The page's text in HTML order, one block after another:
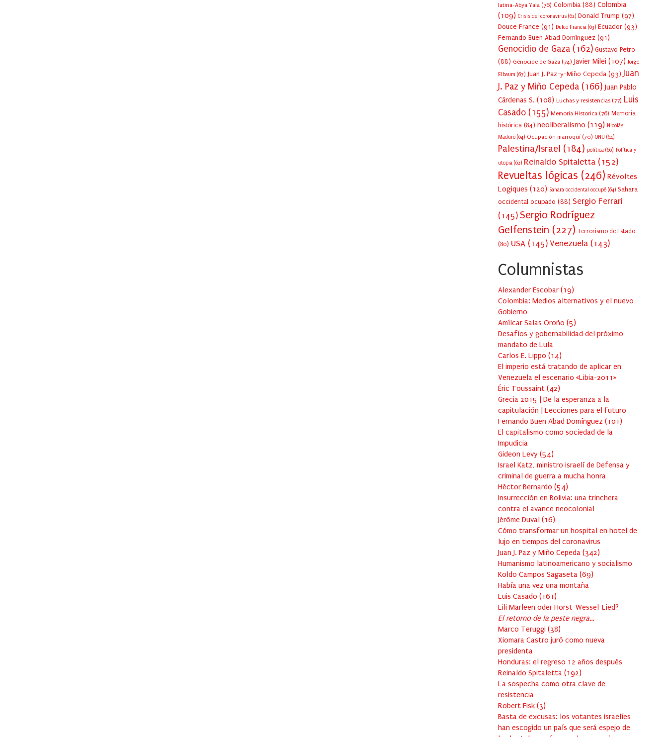
latina-Abya Yala (76) Colombia (88) Colombia
(109) Crisis del coronavirus (62) Donald Trump (97)
Douce France (91) Dulce Francia (63) Ecuador (93)
Fernando Buen Abad Domínguez (91)
Genocidio de Gaza (162) Gustavo Petro
(88) Génocide de Gaza (74) Javier Milei (107) Jorge
Elbaum (67) Juan J. Paz-y-Miño Cepeda (93) Juan
J. Paz y Miño Cepeda (166) Juan Pablo
Cárdenas S. (108) Luchas y resistencias (77) Luis
Casado (155) Memoria Historica (76) Memoria
histórica (84) neoliberalismo (119) Nicolás
Maduro (64) Ocupación marroquí (70) ONU (64)
Palestina/Israel (184) política (66) Política y
utopia (62) Reinaldo Spitaletta (152)
Revueltas lógicas (246) Révoltes
Logiques (120) Sahara occidental occupé (64) Sahara
occidental ocupado (88) Sergio Ferrari
(145) Sergio Rodríguez
Gelfenstein (227) Terrorismo de Estado
(80) USA (145) Venezuela (143)
Columnistas
Alexander Escobar (19)
Colombia: Medios alternativos y el nuevo
Gobierno
Amílcar Salas Oroño (5)
Desafíos y gobernabilidad del próximo
mandato de Lula
Carlos E. Lippo (14)
El imperio está tratando de aplicar en
Venezuela el escenario «Libia-2011»
Éric Toussaint (42)
Grecia 2015 | De la esperanza a la
capitulación | Lecciones para el futuro
Fernando Buen Abad Domínguez (101 )
El capitalismo como sociedad de la
Impudicia
Gideon Levy (54)
Israel Katz, ministro israelí de Defensa y
criminal de guerra a mucha honra
Héctor Bernardo (54)
Insurrección en Bolivia: una trinchera
contra el avance neocolonial
Jérôme Duval (16)
Cómo transformar un hospital en hotel de
lujo en tiempos del coronavirus
Juan J. Paz y Miño Cepeda (342)
Humanismo latinoamericano y socialismo
Koldo Campos Sagaseta (69)
Había una vez una montaña
Luis Casado (161 )
Lili Marleen oder Horst-Wessel-Lied?
El retorno de la peste negra…
Marco Teruggi (38)
Xiomara Castro juró como nueva
presidenta
Honduras: el regreso 12 años después
Reinaldo Spitaletta (192)
La sospecha como otra clave de
resistencia
Robert Fisk (3)
Basta de excusas: los votantes israelíes
han escogido un país que será espejo de